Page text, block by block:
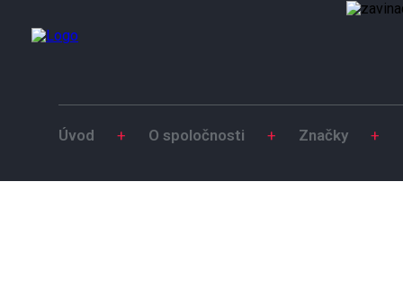
Úvod + O spoločnosti + Značky +